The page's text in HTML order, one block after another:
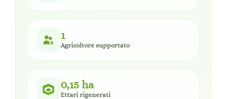
1
Agricoltore supportato
0,15 ha
Ettari rigenerati